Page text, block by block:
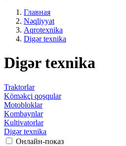
Главная
Nəqliyyat
Aqrotexnika
Digər texnika
Digər texnika
Traktorlar
Köməkçi qoşqular
Motobloklar
Kombaynlar
Kultivatorlar
Digər texnika
Онлайн-показ